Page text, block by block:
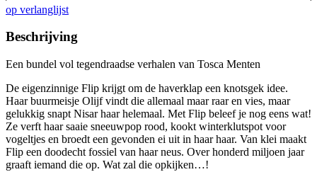
op verlanglijst
Beschrijving
Een bundel vol tegendraadse verhalen van Tosca Menten
De eigenzinnige Flip krijgt om de haverklap een knotsgek idee.
Haar buurmeisje Olijf vindt die allemaal maar raar en vies, maar
gelukkig snapt Nisar haar helemaal. Met Flip beleef je nog eens wat!
Ze verft haar saaie sneeuwpop rood, kookt winterklutspot voor
vogeltjes en broedt een gevonden ei uit in haar haar. Van klei maakt
Flip een doodecht fossiel van haar neus. Over honderd miljoen jaar
graaft iemand die op. Wat zal die opkijken…!